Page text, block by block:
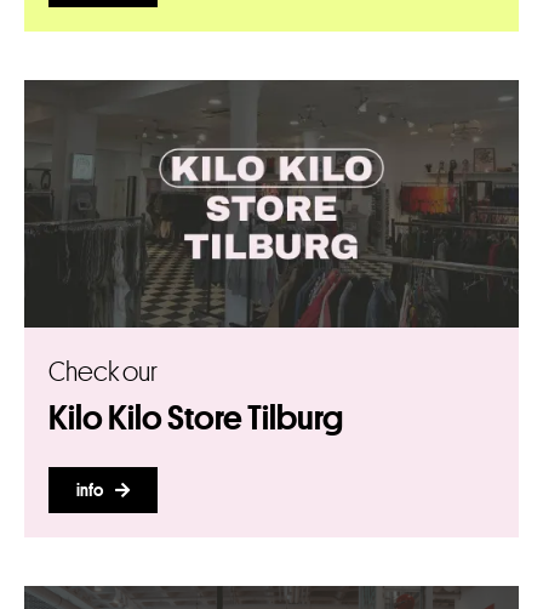
Check our
Kilo Kilo Store Tilburg
info